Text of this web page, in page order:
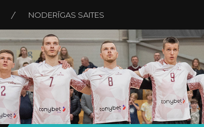
NODERĪGAS SAITES